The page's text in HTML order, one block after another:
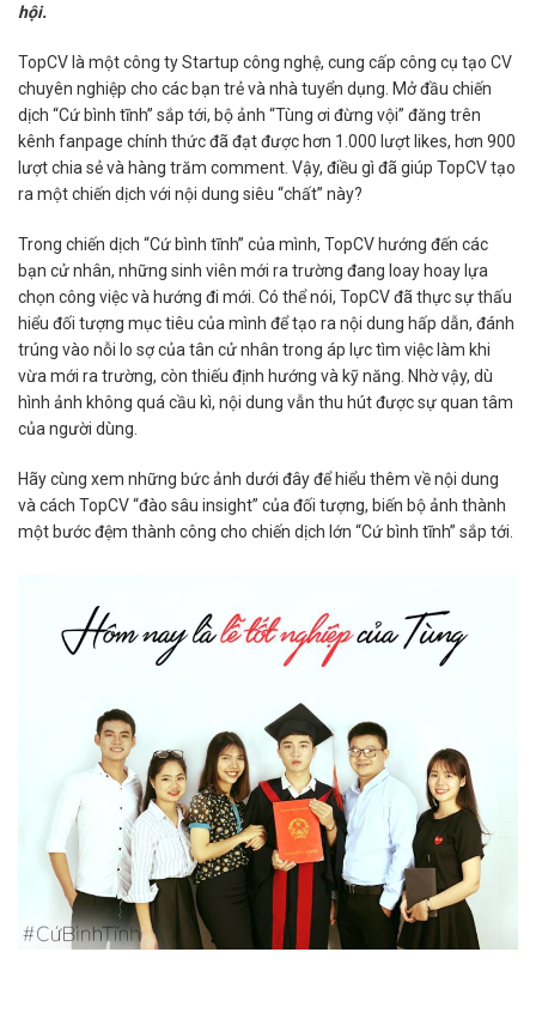
hội.
TopCV là một công ty Startup công nghệ, cung cấp công cụ tạo CV
chuyên nghiệp cho các bạn trẻ và nhà tuyển dụng. Mở đầu chiến
dịch “Cứ bình tĩnh” sắp tới, bộ ảnh “Tùng ơi đừng vội” đăng trên
kênh fanpage chính thức đã đạt được hơn 1.000 lượt likes, hơn 900
lượt chia sẻ và hàng trăm comment. Vậy, điều gì đã giúp TopCV tạo
ra một chiến dịch với nội dung siêu “chất” này?
Trong chiến dịch “Cứ bình tĩnh” của mình, TopCV hướng đến các
bạn cử nhân, những sinh viên mới ra trường đang loay hoay lựa
chọn công việc và hướng đi mới. Có thể nói, TopCV đã thực sự thấu
hiểu đối tượng mục tiêu của mình để tạo ra nội dung hấp dẫn, đánh
trúng vào nỗi lo sợ của tân cử nhân trong áp lực tìm việc làm khi
vừa mới ra trường, còn thiếu định hướng và kỹ năng. Nhờ vậy, dù
hình ảnh không quá cầu kì, nội dung vẫn thu hút được sự quan tâm
của người dùng.
Hãy cùng xem những bức ảnh dưới đây để hiểu thêm về nội dung
và cách TopCV “đào sâu insight” của đối tượng, biến bộ ảnh thành
một bước đệm thành công cho chiến dịch lớn “Cứ bình tĩnh” sắp tới.